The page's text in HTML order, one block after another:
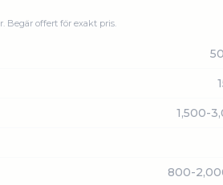
Begär offert för exakt pris.
1,500-
800-